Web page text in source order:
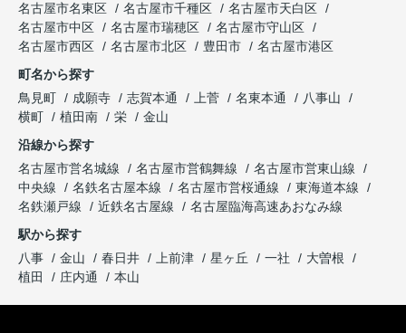
名古屋市名東区
名古屋市千種区
名古屋市天白区
名古屋市中区
名古屋市瑞穂区
名古屋市守山区
名古屋市西区
名古屋市北区 豊田市
名古屋市港区
町名から探す
鳥見町
成願寺 志賀本通 上菅 名東本通
八事山
横町
植田南 栄
金山
沿線から探す
名古屋市営名城線
名古屋市営鶴舞線
名古屋市営東山線
中央線
名鉄名古屋本線 名古屋市営桜通線
東海道本線
名鉄瀬戸線
近鉄名古屋線
名古屋臨海高速あおなみ線
駅から探す
八事
金山 春日井 上前津 星ヶ丘 一社
大曽根
植田
庄内通 本山